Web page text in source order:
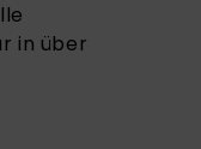
in über